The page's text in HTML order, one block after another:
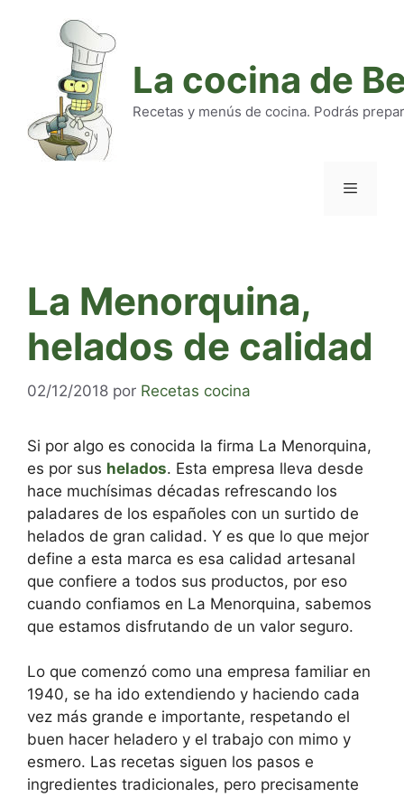
La cocina de
Recetas y menús de cocina. Podrás
La Menorquina,
helados de calidad
02/12/2018 por Recetas cocina
Si por algo es conocida la firma La Menorquina,
es por sus helados. Esta empresa lleva desde
hace muchísimas décadas refrescando los
paladares de los españoles con un surtido de
helados de gran calidad. Y es que lo que mejor
define a esta marca es esa calidad artesanal
que confiere a todos sus productos, por eso
cuando confiamos en La Menorquina, sabemos
que estamos disfrutando de un valor seguro.
Lo que comenzó como una empresa familiar en
1940, se ha ido extendiendo y haciendo cada
vez más grande e importante, respetando el
buen hacer heladero y el trabajo con mimo y
esmero. Las recetas siguen los pasos e
ingredientes tradicionales, pero precisamente